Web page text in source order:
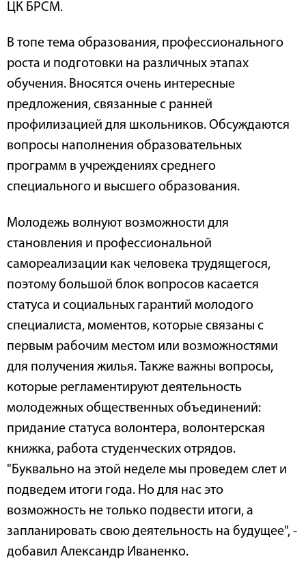
ЦК БРСМ.
В топе тема образования, профессионального
роста и подготовки на различных этапах
обучения. Вносятся очень интересные
предложения, связанные с ранней
профилизацией для школьников. Обсуждаются
вопросы наполнения образовательных
программ в учреждениях среднего
специального и высшего образования.
Молодежь волнуют возможности для
становления и профессиональной
самореализации как человека трудящегося,
поэтому большой блок вопросов касается
статуса и социальных гарантий молодого
специалиста, моментов, которые связаны с
первым рабочим местом или возможностями
для получения жилья. Также важны вопросы,
которые регламентируют деятельность
молодежных общественных объединений:
придание статуса волонтера, волонтерская
книжка, работа студенческих отрядов.
"Буквально на этой неделе мы проведем слет и
подведем итоги года. Но для нас это
возможность не только подвести итоги, а
запланировать свою деятельность на будущее", -
добавил Александр Иваненко.